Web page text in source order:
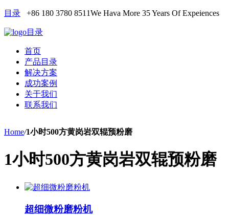
目录 +86 180 3780 8511We Hava More 35 Years Of Expeiences
目录
首页
产品目录
解决方案
成功案例
关于我们
联系我们
Home/1小时500方黄岗岩双辊预粉磨
1小时500方黄岗岩双辊预粉磨
超细微粉磨粉机